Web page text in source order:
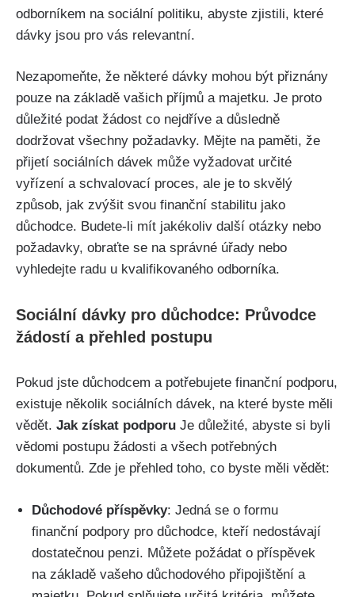
odborníkem na sociální politiku, abyste zjistili, které
dávky jsou pro vás relevantní.
Nezapomeňte, že některé dávky mohou být přiznány
pouze na základě vašich příjmů a majetku. Je proto
důležité podat žádost co nejdříve a důsledně
dodržovat všechny požadavky. Mějte na paměti, že
přijetí sociálních dávek může vyžadovat určité
vyřízení a schvalovací proces, ale je to skvělý
způsob, jak zvýšit svou finanční stabilitu jako
důchodce. Budete-li mít jakékoliv další otázky nebo
požadavky, obraťte se na správné úřady nebo
vyhledejte radu u kvalifikovaného odborníka.
Sociální dávky pro důchodce: Průvodce
žádostí a přehled postupu
Pokud jste důchodcem a potřebujete finanční podporu,
existuje několik sociálních dávek, na které byste měli
vědět. Jak získat podporu Je důležité, abyste si byli
vědomi postupu žádosti a všech potřebných
dokumentů. Zde je přehled toho, co byste měli vědět:
Důchodové příspěvky: Jedná se o formu
finanční podpory pro důchodce, kteří nedostávají
dostatečnou penzi. Můžete požádat o příspěvek
na základě vašeho důchodového připojištění a